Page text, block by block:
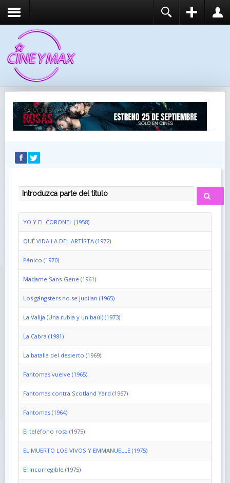
RECUÉRDEME
IDENTIFICARSE
INTRODUZCA PARTE DEL TÍTULO
YO Y EL CORONEL (1958)
QUÉ VIDA LA DEL ARTÍSTA (1972)
Pánico (1970)
Madame Sans-Gene (1961)
Los gángsters no se jubilan (1965)
La Valija (Una rubia y un baúl) (1973)
La Cabra (1981)
La batalla del desierto (1969)
Fantomas vuelve (1965)
Fantomas contra Scotland Yard (1967)
Fantomas (1964)
El teléfono rosa (1975)
EL MUERTO LOS VIVOS Y EMMANUELLE (1975)
El Incorregible (1975)